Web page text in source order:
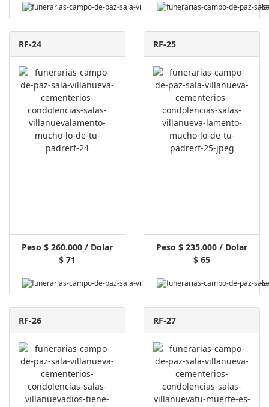
RF-24
Peso $ 260.000 / Dolar
$ 71
RF-25
Peso $ 235.000 / Dolar
$ 65
RF-26 RF-27